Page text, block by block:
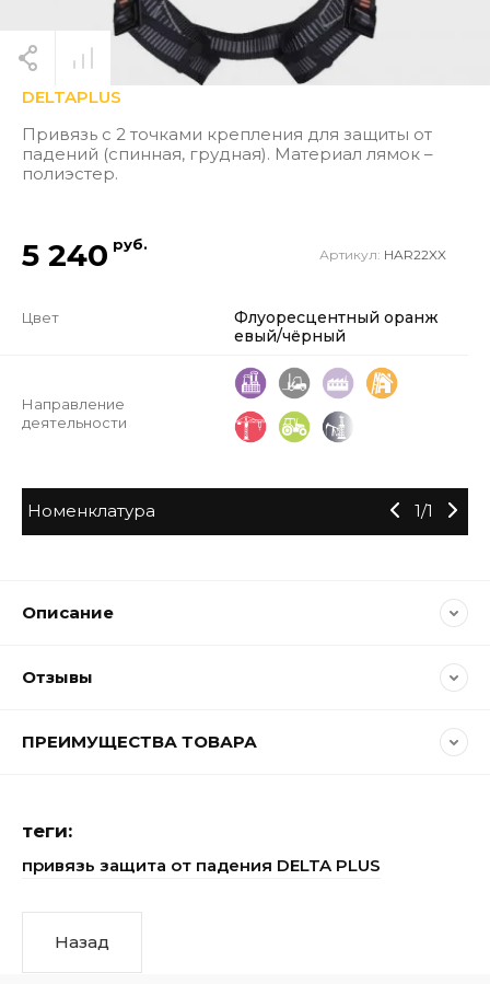
DELTAPLUS
Привязь с 2 точками крепления для защиты от
падений (спинная, грудная). Материал лямок –
полиэстер.
5 240 руб.
Артикул: HAR22XX
Цвет
Флуоресцентный оранж
евый/чёрный
Направление
деятельности
Номенклатура 1/1
Описание
Отзывы
ПРЕИМУЩЕСТВА ТОВАРА
теги:
привязь защита от падения DELTA PLUS
Назад